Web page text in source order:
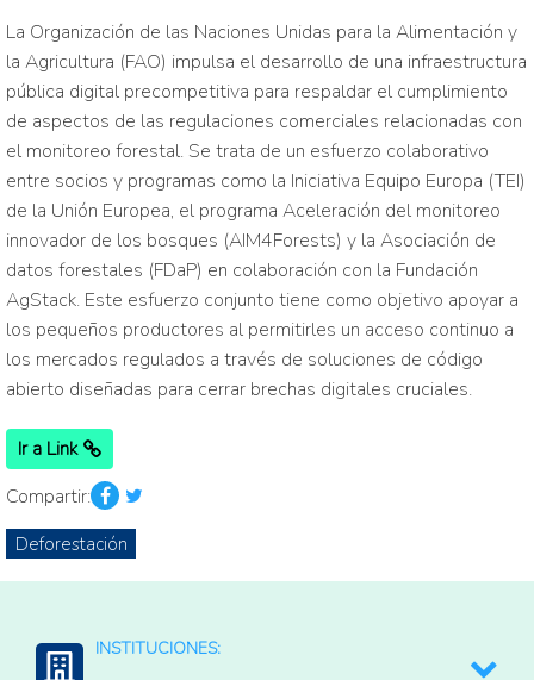
La Organización de las Naciones Unidas para la Alimentación y
la Agricultura (FAO) impulsa el desarrollo de una infraestructura
pública digital precompetitiva para respaldar el cumplimiento
de aspectos de las regulaciones comerciales relacionadas con
el monitoreo forestal. Se trata de un esfuerzo colaborativo
entre socios y programas como la Iniciativa Equipo Europa (TEI)
de la Unión Europea, el programa Aceleración del monitoreo
innovador de los bosques (AIM4Forests) y la Asociación de
datos forestales (FDaP) en colaboración con la Fundación
AgStack. Este esfuerzo conjunto tiene como objetivo apoyar a
los pequeños productores al permitirles un acceso continuo a
los mercados regulados a través de soluciones de código
abierto diseñadas para cerrar brechas digitales cruciales.
Ir a Link
Compartir:
Deforestación
INSTITUCIONES: